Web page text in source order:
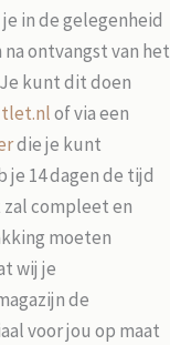
in de gelegenheid
ontvangst van het
kunt dit doen
of via een
die je kunt
je 14 dagen de tijd
compleet en
moeten
wij je
de
voor jou op maat